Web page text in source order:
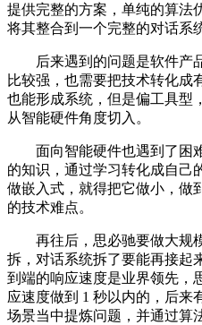
提供完整的方案，单纯的算法
将其整合到一个完整的对话系
后来遇到的问题是软件产
比较强，也需要把技术转化成
也能形成系统，但是偏工具型
从智能硬件角度切入。
面向智能硬件也遇到了困
的知识，通过学习转化成自己
做嵌入式，就得把它做小，做
的技术难点。
再往后，思必驰要做大规
拆，对话系统拆了要能再接起
到端的响应速度是业界领先，
应速度做到 1 秒以内的，后来
场景当中提炼问题，并通过算